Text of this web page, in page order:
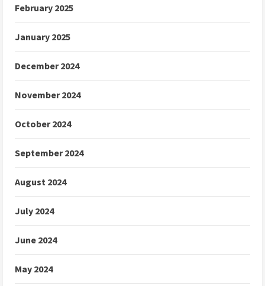
February 2025
January 2025
December 2024
November 2024
October 2024
September 2024
August 2024
July 2024
June 2024
May 2024